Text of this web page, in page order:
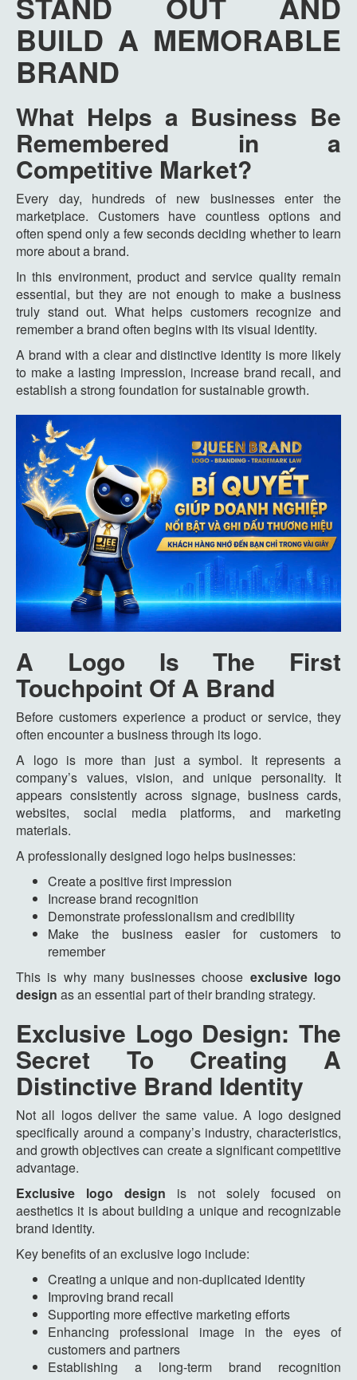
BUILD A MEMORABLE
BRAND
What Helps a Business Be
Remembered in a
Competitive Market?
Every day, hundreds of new businesses enter the
marketplace. Customers have countless options and
often spend only a few seconds deciding whether to learn
more about a brand.
In this environment, product and service quality remain
essential, but they are not enough to make a business
truly stand out. What helps customers recognize and
remember a brand often begins with its visual identity.
A brand with a clear and distinctive identity is more likely
to make a lasting impression, increase brand recall, and
establish a strong foundation for sustainable growth.
A Logo Is The First
Touchpoint Of A Brand
Before customers experience a product or service, they
often encounter a business through its logo.
A logo is more than just a symbol. It represents a
company’s values, vision, and unique personality. It
appears consistently across signage, business cards,
websites, social media platforms, and marketing
materials.
A professionally designed logo helps businesses:
Create a positive first impression
Increase brand recognition
Demonstrate professionalism and credibility
Make the business easier for customers to
remember
This is why many businesses choose exclusive logo
design as an essential part of their branding strategy.
Exclusive Logo Design: The
Secret To Creating A
Distinctive Brand Identity
Not all logos deliver the same value. A logo designed
specifically around a company’s industry, characteristics,
and growth objectives can create a significant competitive
advantage.
Exclusive logo design is not solely focused on
aesthetics it is about building a unique and recognizable
brand identity.
Key benefits of an exclusive logo include:
Creating a unique and non-duplicated identity
Improving brand recall
Supporting more effective marketing efforts
Enhancing professional image in the eyes of
customers and partners
Establishing a long-term brand recognition